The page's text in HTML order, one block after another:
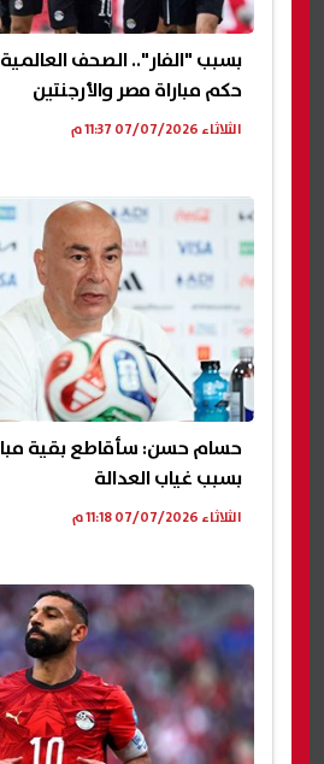
بسبب "الفار".. الصحف
حكم مباراة مصر والأرجنتين
الثلاثاء 07/07/2026 11:37 م
حسام حسن: سأقاطع بقية
بسبب غياب العدالة
الثلاثاء 07/07/2026 11:18 م